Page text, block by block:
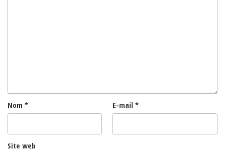
Nom * E-mail *
Site web